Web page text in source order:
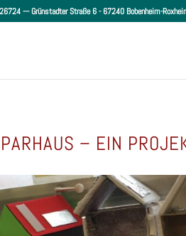
--- Grünstadter Straße 6 - 67240 Bobenheim-
– EIN